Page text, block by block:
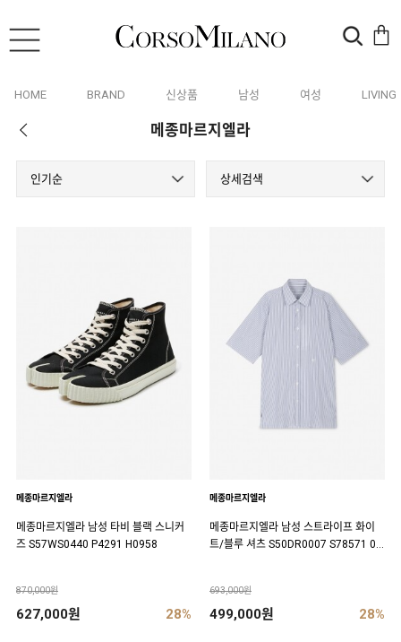
HOME BRAND 신상품 남성 여성 LIVING
메종마르지엘라
인기순 상세검색
메종마르지엘라
메종마르지엘라 남성 타비 블랙 스니커
즈 S57WS0440 P4291 H0958
870,000원
627,000원 28%
메종마르지엘라
메종마르지엘라 남성 스트라이프 화이
트/블루 셔츠 S50DR0007 S78571 00
693,000원
499,000원 28%